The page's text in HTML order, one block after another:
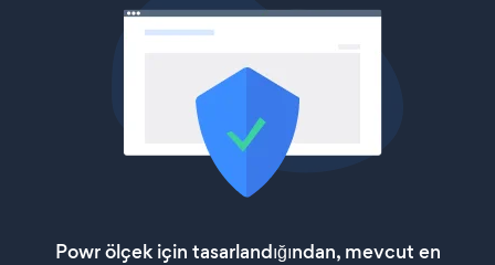
Powr ölçek için tasarlandığından, mevcut en